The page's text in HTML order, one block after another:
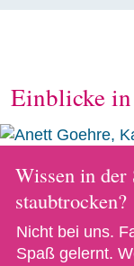
Einblicke
Wissen in der
staubtrocken?
Nicht bei uns.
Spaß gelernt.